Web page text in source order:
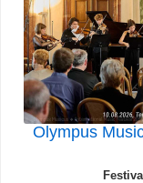
Olympus